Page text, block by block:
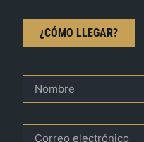
¿CÓMO LLEGAR?